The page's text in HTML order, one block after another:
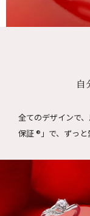
自
全てのデザインで
保証 ®」で、ずっ